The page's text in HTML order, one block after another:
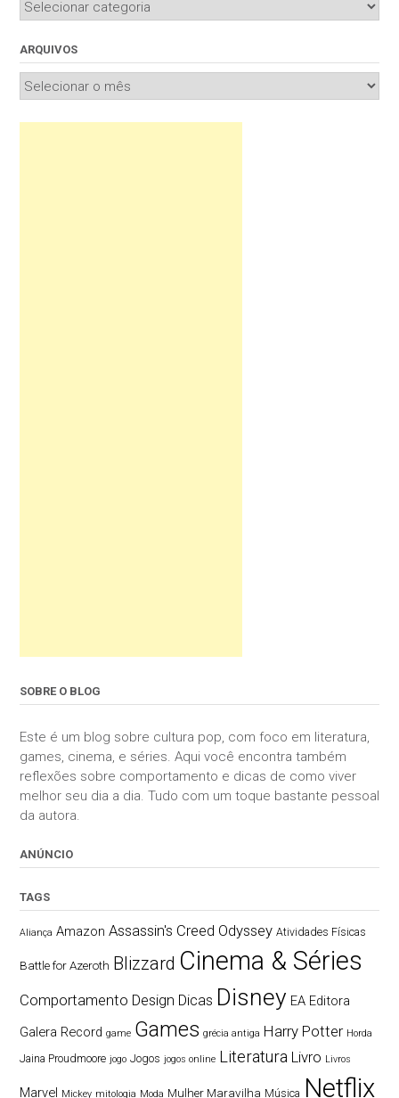
ARQUIVOS
Arquivos
SOBRE O BLOG
Este é um blog sobre cultura pop, com foco em literatura,
games, cinema, e séries. Aqui você encontra também
reflexões sobre comportamento e dicas de como viver
melhor seu dia a dia. Tudo com um toque bastante pessoal
da autora.
ANÚNCIO
TAGS
Aliança Amazon Assassin's Creed Odyssey Atividades Físicas
Battle for Azeroth Blizzard Cinema & Séries
Comportamento Design Dicas Disney EA Editora
Galera Record game Games grécia antiga Harry Potter Horda
Jaina Proudmoore jogo Jogos jogos online Literatura Livro Livros
Marvel Mickey mitologia Moda Mulher Maravilha Música Netflix